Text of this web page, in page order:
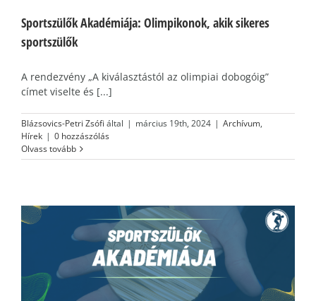
Sportszülők Akadémiája: Olimpikonok, akik sikeres
sportszülők
A rendezvény „A kiválasztástól az olimpiai dobogóig”
címet viselte és [...]
Blázsovics-Petri Zsófi által | március 19th, 2024 | Archívum,
Hírek | 0 hozzászólás
Olvass tovább